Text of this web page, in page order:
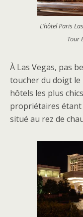
L’hôtel Paris
Tour
À Las Vegas, pas
toucher du doigt le
hôtels les plus
propriétaires étant
situé au rez de